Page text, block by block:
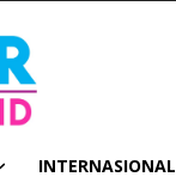
INTERNASIONAL